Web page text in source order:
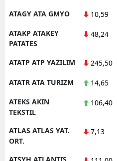
ATAGY ATA GMYO 10,59
ATAKP ATAKEY
PATATES
48,24
ATATP ATP YAZILIM 245,50
ATATR ATA TURIZM 14,65
ATEKS AKIN
TEKSTIL
106,40
ATLAS ATLAS YAT.
ORT.
7,13
ATSYH ATLANTIS